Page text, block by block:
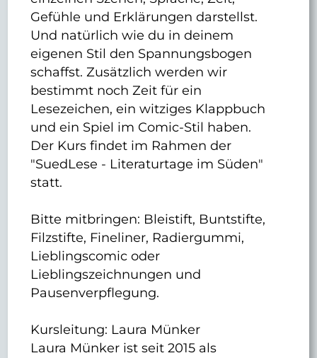
Gefühle und Erklärungen darstellst.
Und natürlich wie du in deinem
eigenen Stil den Spannungsbogen
schaffst. Zusätzlich werden wir
bestimmt noch Zeit für ein
Lesezeichen, ein witziges Klappbuch
und ein Spiel im Comic-Stil haben.
Der Kurs findet im Rahmen der
"SuedLese - Literaturtage im Süden"
statt.
Bitte mitbringen: Bleistift, Buntstifte,
Filzstifte, Fineliner, Radiergummi,
Lieblingscomic oder
Lieblingszeichnungen und
Pausenverpflegung.
Kursleitung: Laura Münker
Laura Münker ist seit 2015 als